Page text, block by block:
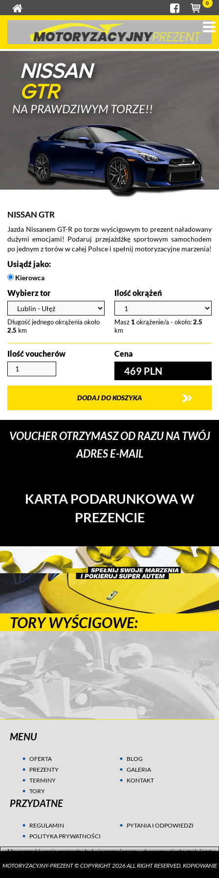
0
NISSAN
GTR
NA PRAWDZIWYM TORZE!!
NISSAN GTR
Jazda Nissanem GT-R po torze wyścigowym to prezent naładowany
dużymi emocjami! Podaruj przejażdżkę sportowym samochodem
po jednym z torów w całej Polsce i spełnij motoryzacyjne marzenia!
Usiądź jako:
Kierowca
Wybierz tor
Długość jednego okrążenia około
2.5 km
Ilość okrążeń
Masz 1 okrążenie/a - około: 2.5
km
Ilość voucherów Cena
469 PLN
DODAJ DO KOSZYKA
VOUCHER OTRZYMASZ OD RAZU NA TWÓJ
ADRES E-MAIL
KARTA PODARUNKOWA W
PREZENCIE
TORY WYŚCIGOWE:
MENU
OFERTA
PREZENTY
TERMINY
TORY
BLOG
GALERIA
KONTAKT
PRZYDATNE
REGULAMIN
POLITYKA PRYWATNOŚCI
PYTANIA I ODPOWIEDZI
Aby poszukiwania prezentu były jeszcze lepsze, używamy ciasteczek (ang.
MOTORYZACYJNY-PREZENT © COPYRIGHT 2026 ALL RIGHT RESERVED. KOPIOWANIE